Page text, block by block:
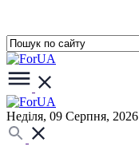
Неділя, 09 Серпня, 2026